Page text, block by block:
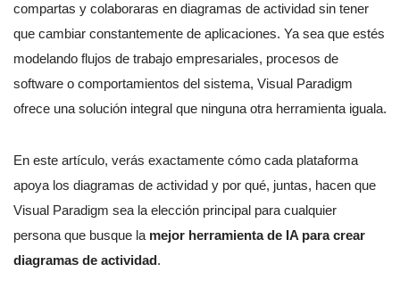
compartas y colaboraras en diagramas de actividad sin tener
que cambiar constantemente de aplicaciones. Ya sea que estés
modelando flujos de trabajo empresariales, procesos de
software o comportamientos del sistema, Visual Paradigm
ofrece una solución integral que ninguna otra herramienta iguala.
En este artículo, verás exactamente cómo cada plataforma
apoya los diagramas de actividad y por qué, juntas, hacen que
Visual Paradigm sea la elección principal para cualquier
persona que busque la mejor herramienta de IA para crear
diagramas de actividad.